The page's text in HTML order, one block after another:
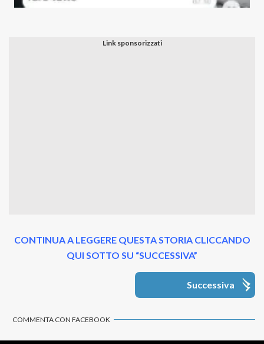
CONTINUA A LEGGERE QUESTA STORIA CLICCANDO
QUI SOTTO SU “SUCCESSIVA”
Successiva
COMMENTA CON FACEBOOK